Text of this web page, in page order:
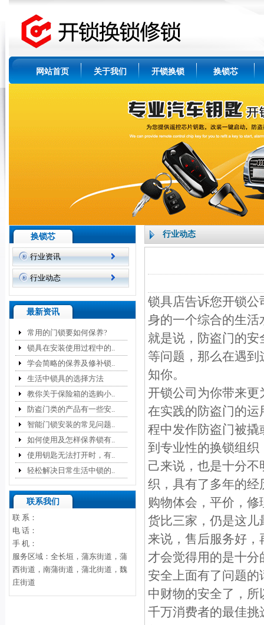
网站首页 关于我们 开锁换锁 换锁芯
换锁芯
行业资讯
行业动态
最新资讯
常用的门锁要如何保养?
锁具在安装使用过程中的..
学会简略的保养及修补锁..
生活中锁具的选择方法
教你关于保险箱的选购小..
防盗门类的产品有一些安..
智能门锁安装的常见问题..
如何使用及怎样保养锁有..
使用钥匙无法打开时，有..
轻松解决日常生活中锁的..
联系我们
联 系：
电 话：
手 机：
服务区域：全长垣，蒲东街道，蒲
西街道，南蒲街道，蒲北街道，魏
庄街道
行业动态
锁具店告诉您开锁
身的一个综合的生
就是说，防盗门的
等问题，那么在遇
知你。
开锁公司为你带来
在实践的防盗门的
程中发作防盗门被
到专业性的换锁组
己来说，也是十分
织，具有了多年的
购物体会，平价，
货比三家，仍是这
来说，售后服务好
才会觉得用的是十
安全上面有了问题
中财物的安全了，
千万消费者的最佳挑